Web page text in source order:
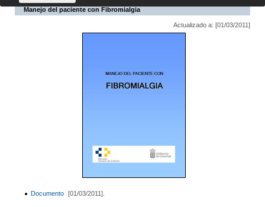
Manejo del paciente con Fibromialgia
Actualizado a: [01/03/2011]
Documento [01/03/2011].